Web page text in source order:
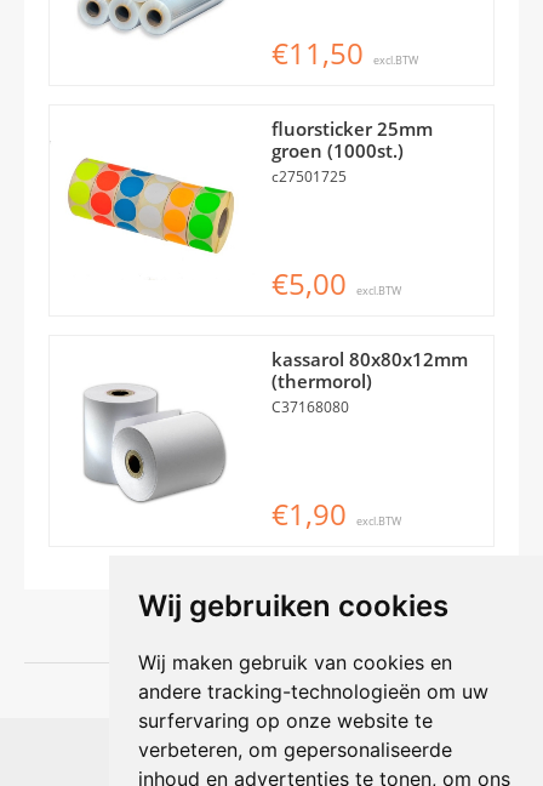
Wij gebruiken cookies
Wij maken gebruik van cookies en
andere tracking-technologieën om uw
surfervaring op onze website te
verbeteren, om gepersonaliseerde
inhoud en advertenties te tonen, om ons
€11,50 excl.BTW
fluorsticker 25mm
groen (1000st.)
c27501725
€5,00 excl.BTW
kassarol 80x80x12mm
(thermorol)
C37168080
€1,90 excl.BTW
Shophouse online
Max Planckstraat 4